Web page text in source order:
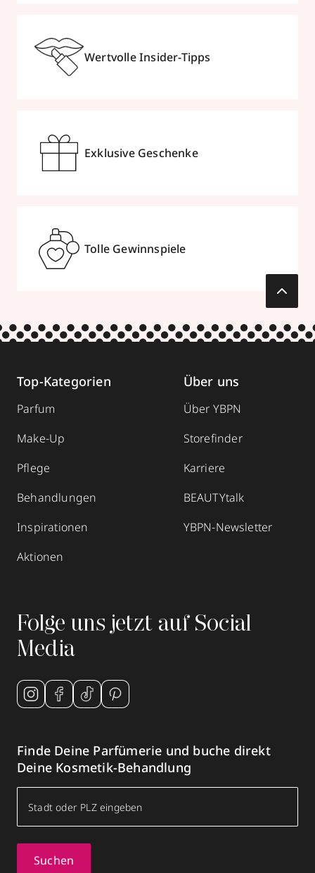
Wertvolle Insider-Tipps
Exklusive Geschenke
Tolle Gewinnspiele
Top-Kategorien
Parfum
Make-Up
Pflege
Behandlungen
Inspirationen
Aktionen
Über uns
Über YBPN
Storefinder
Karriere
BEAUTYtalk
YBPN-Newsletter
Folge uns jetzt auf Social
Media
Finde Deine Parfümerie und buche direkt
Deine Kosmetik-Behandlung
Suchen